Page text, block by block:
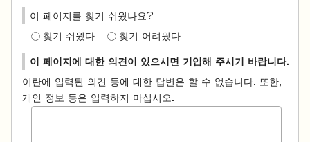
이 페이지를 찾기 쉬웠나요?
찾기 쉬웠다 찾기 어려웠다
이 페이지에 대한 의견이 있으시면 기입해 주시기 바랍니다.
이란에 입력된 의견 등에 대한 답변은 할 수 없습니다. 또한,
개인 정보 등은 입력하지 마십시오.